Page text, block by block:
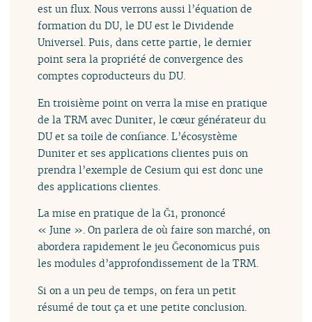
est un flux. Nous verrons aussi l’équation de
formation du DU, le DU est le Dividende
Universel. Puis, dans cette partie, le dernier
point sera la propriété de convergence des
comptes coproducteurs du DU.
En troisième point on verra la mise en pratique
de la TRM avec Duniter, le cœur générateur du
DU et sa toile de confiance. L’écosystème
Duniter et ses applications clientes puis on
prendra l’exemple de Cesium qui est donc une
des applications clientes.
La mise en pratique de la Ğ1, prononcé
« June ». On parlera de où faire son marché, on
abordera rapidement le jeu Ğeconomicus puis
les modules d’approfondissement de la TRM.
Si on a un peu de temps, on fera un petit
résumé de tout ça et une petite conclusion.